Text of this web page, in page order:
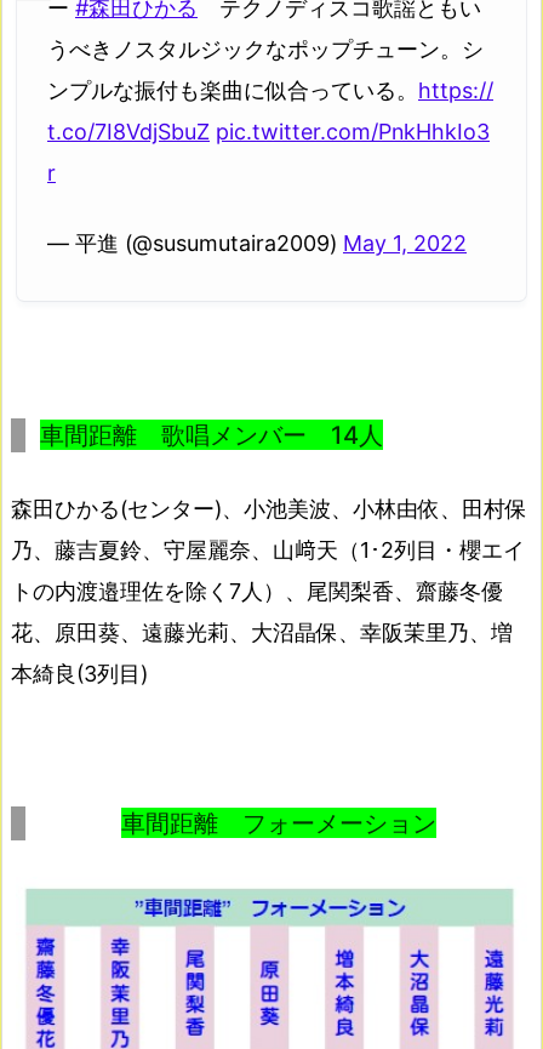
ー #森田ひかる テクノディスコ歌謡ともい
うべきノスタルジックなポップチューン。シ
ンプルな振付も楽曲に似合っている。 https://
t.co/7I8VdjSbuZ pic.twitter.com/PnkHhkIo3
r
— 平進 (@susumutaira2009) May 1, 2022
車間距離 歌唱メンバー 14人
森田ひかる(センター)、小池美波、小林由依、田村保
乃、藤吉夏鈴、守屋麗奈、山﨑天（1･2列目・櫻エイ
トの内渡邉理佐を除く7人）、尾関梨香、齋藤冬優
花、原田葵、遠藤光莉、大沼晶保、幸阪茉里乃、増
本綺良(3列目)
車間距離 フォーメーション